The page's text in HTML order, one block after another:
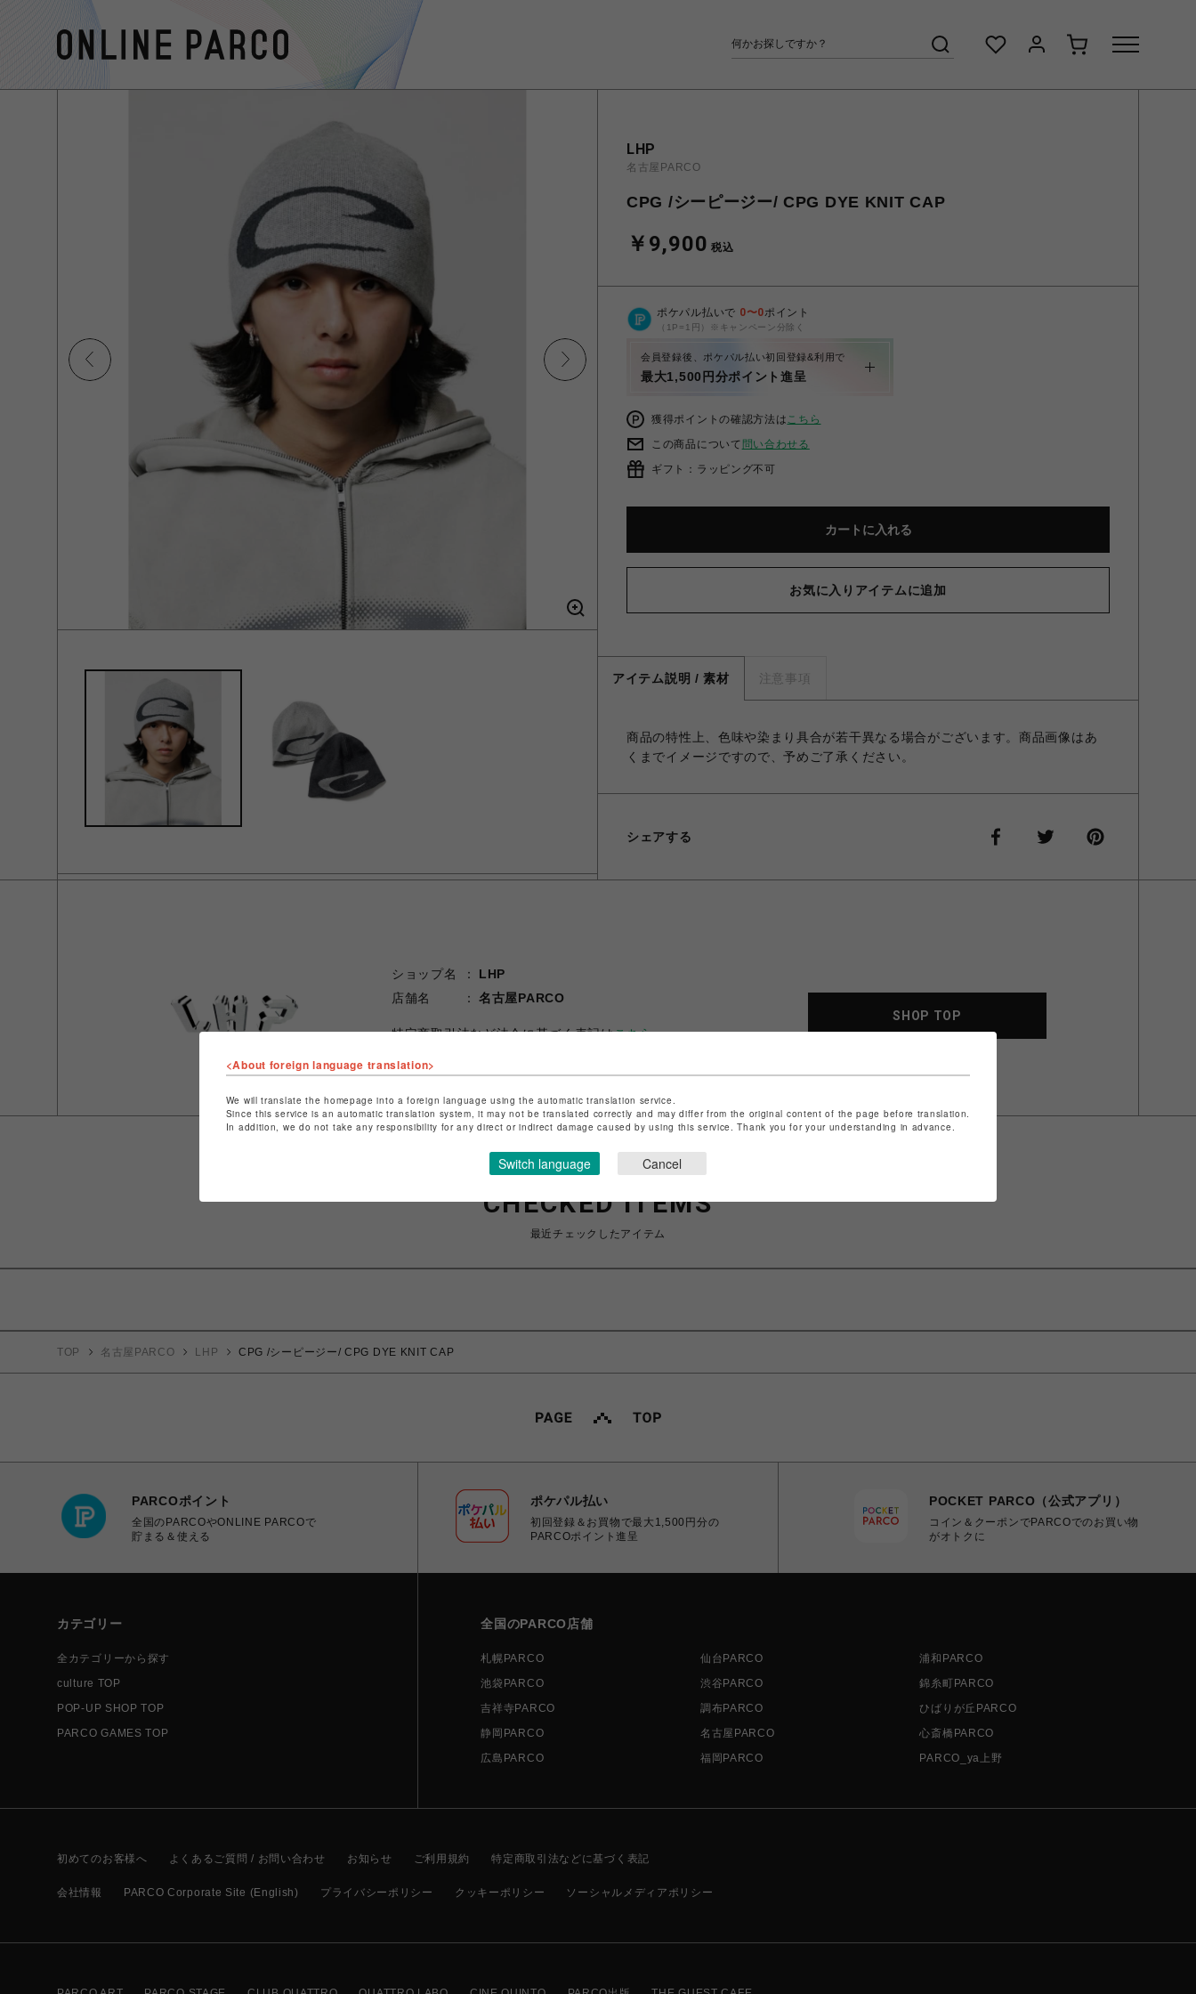
LHP
名古屋PARCO
CPG /シーピージー/ CPG DYE KNIT CAP
￥9,900 税込
ポケパル払いで 0〜0ポイント
（1P=1円）※キャンペーン分除く
会員登録後、ポケパル払い初回登録&利用で
最大1,500円分ポイント進呈
獲得ポイントの確認方法はこちら
この商品について 問い合わせる
ギフト：ラッピング不可
カートに入れる
お気に入りアイテムに追加
アイテム説明 / 素材 注意事項
商品の特性上、色味や染まり具合が若干異なる場合がございます。商品画像はあ
くまでイメージですので、予めご了承ください。
シェアする
ショップ名
LHP
店舗名
名古屋PARCO
特定商取引法など法令に基づく表記はこちら
SHOP TOP
CHECKED ITEMS
最近チェックしたアイテム
TOP 名古屋PARCO LHP CPG /シーピージー/ CPG DYE KNIT CAP
PARCOポイント
全国のPARCOやONLINE PARCOで
貯まる＆使える
ポケパル払い
初回登録＆お買物で最大1,500円分の
PARCOポイント進呈
POCKET PARCO（公式アプリ）
コイン＆クーポンでPARCOでのお買い物
がオトクに
カテゴリー
全カテゴリーから探す
culture TOP
POP-UP SHOP TOP
PARCO GAMES TOP
全国のPARCO店舗
札幌PARCO 仙台PARCO
浦和PARCO
池袋PARCO
渋谷PARCO
錦糸町PARCO
吉祥寺PARCO
調布PARCO
ひばりが丘PARCO
静岡PARCO
名古屋PARCO
心斎橋PARCO
広島PARCO
福岡PARCO PARCO_ya上野
初めてのお客様へ よくあるご質問 / お問い合わせ お知らせ ご利用規約 特定商取引法などに基づく表記
会社情報 PARCO Corporate Site (English) プライバシーポリシー クッキーポリシー ソーシャルメディアポリシー
<About foreign language translation>
We will translate the homepage into a foreign language using the automatic translation service.
Since this service is an automatic translation system, it may not be translated correctly and may differ from the original content of the page before translation.
In addition, we do not take any responsibility for any direct or indirect damage caused by using this service. Thank you for your understanding in advance.
Switch language Cancel